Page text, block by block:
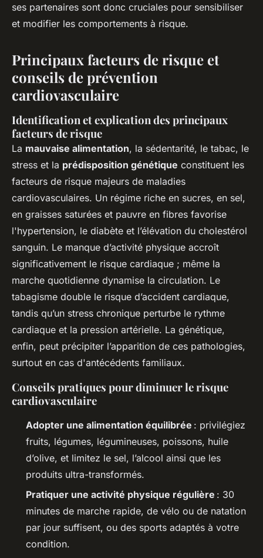
ses partenaires sont donc cruciales pour sensibiliser
et modifier les comportements à risque.
Principaux facteurs de risque et
conseils de prévention
cardiovasculaire
Identification et explication des principaux
facteurs de risque
La mauvaise alimentation, la sédentarité, le tabac, le
stress et la prédisposition génétique constituent les
facteurs de risque majeurs de maladies
cardiovasculaires. Un régime riche en sucres, en sel,
en graisses saturées et pauvre en fibres favorise
l'hypertension, le diabète et l’élévation du cholestérol
sanguin. Le manque d’activité physique accroît
significativement le risque cardiaque ; même la
marche quotidienne dynamise la circulation. Le
tabagisme double le risque d’accident cardiaque,
tandis qu’un stress chronique perturbe le rythme
cardiaque et la pression artérielle. La génétique,
enfin, peut précipiter l’apparition de ces pathologies,
surtout en cas d'antécédents familiaux.
Conseils pratiques pour diminuer le risque
cardiovasculaire
Adopter une alimentation équilibrée : privilégiez
fruits, légumes, légumineuses, poissons, huile
d’olive, et limitez le sel, l’alcool ainsi que les
produits ultra-transformés.
Pratiquer une activité physique régulière : 30
minutes de marche rapide, de vélo ou de natation
par jour suffisent, ou des sports adaptés à votre
condition.